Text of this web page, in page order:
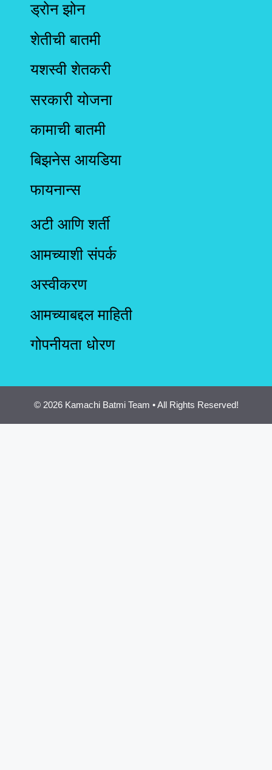
ड्रोन झोन
शेतीची बातमी
यशस्वी शेतकरी
सरकारी योजना
कामाची बातमी
बिझनेस आयडिया
फायनान्स
अटी आणि शर्ती
आमच्याशी संपर्क
अस्वीकरण
आमच्याबद्दल माहिती
गोपनीयता धोरण
© 2026 Kamachi Batmi Team • All Rights Reserved!